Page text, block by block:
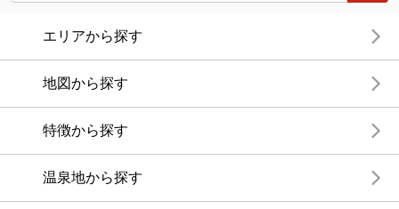
エリアから探す
地図から探す
特徴から探す
温泉地から探す